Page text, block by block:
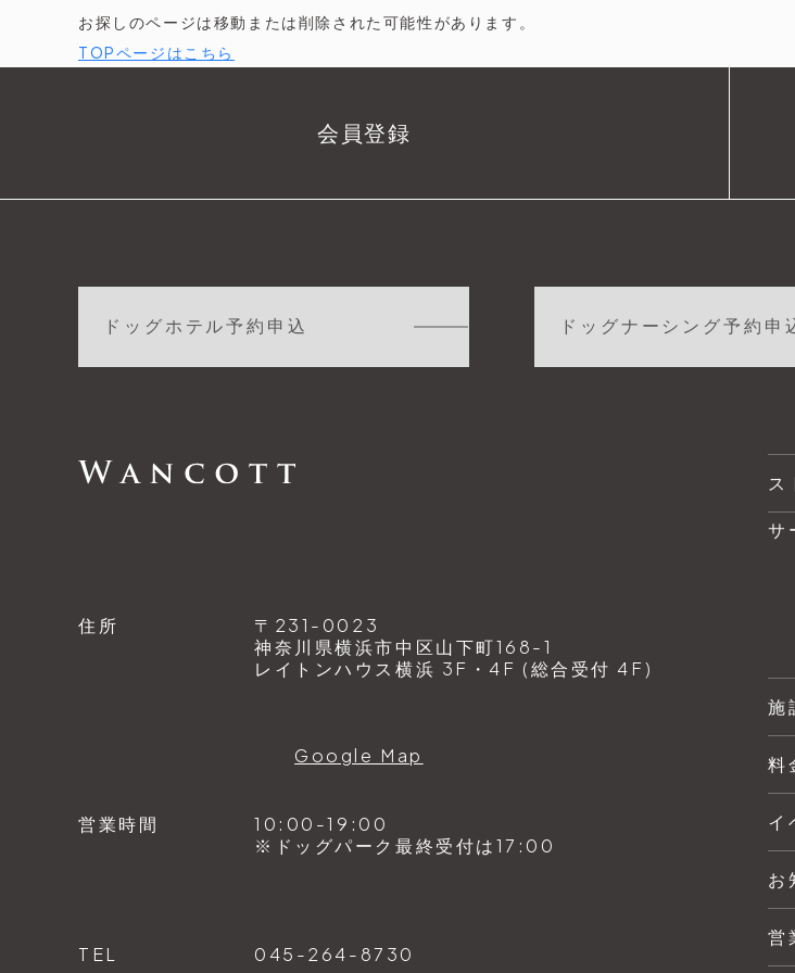
お探しのページは移動または削除された可能性があります。
TOPページはこちら
会員登録
ドッグホテル予約申込 ドッグナーシング予約申
ス
サ
施
料
イ
お
営
住所
〒231-0023
神奈川県横浜市中区山下町168-1
レイトンハウス横浜 3F・4F (総合受付 4F)
Google Map
営業時間
10:00-19:00
※ドッグパーク最終受付は17:00
TEL 045-264-8730